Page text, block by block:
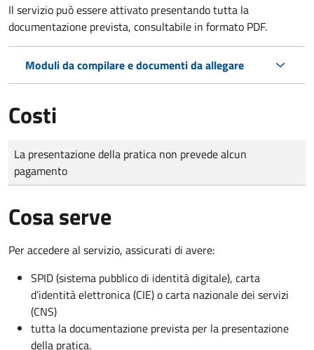
Il servizio può essere attivato presentando tutta la
documentazione prevista, consultabile in formato PDF.
Moduli da compilare e documenti da allegare
Costi
Tipo di pagamento
Importo
La presentazione della pratica non prevede alcun
pagamento
Cosa serve
Per accedere al servizio, assicurati di avere:
SPID (sistema pubblico di identità digitale), carta
d’identità elettronica (CIE) o carta nazionale dei servizi
(CNS)
tutta la documentazione prevista per la presentazione
della pratica.